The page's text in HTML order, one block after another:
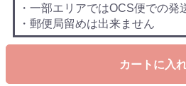
・一部エリアではOCS便での発
・郵便局留めは出来ません
カートに入